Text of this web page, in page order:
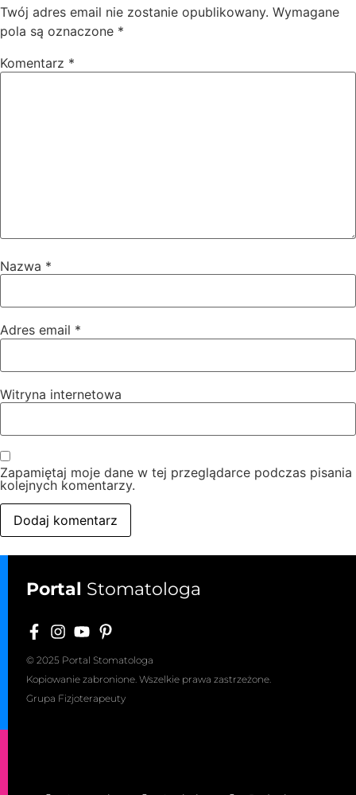
Twój adres email nie zostanie opublikowany. Wymagane
pola są oznaczone *
Komentarz *
Nazwa *
Adres email *
Witryna internetowa
Zapamiętaj moje dane w tej przeglądarce podczas pisania
kolejnych komentarzy.
Portal Stomatologa
© 2025 Portal Stomatologa
Kopiowanie zabronione. Wszelkie prawa zastrzeżone.
Grupa Fizjoterapeuty